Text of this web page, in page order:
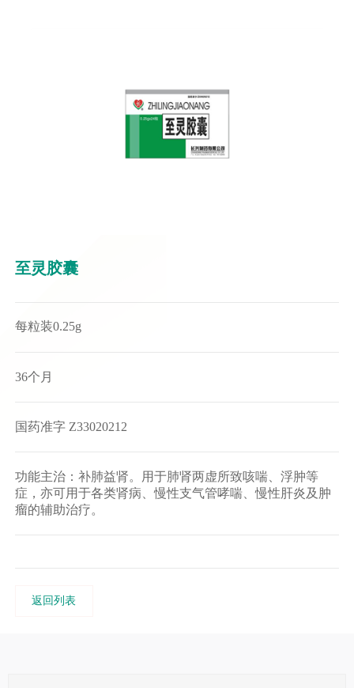
至灵胶囊
每粒装0.25g
36个月
国药准字 Z33020212
功能主治：补肺益肾。用于肺肾两虚所致咳喘、浮肿等
症，亦可用于各类肾病、慢性支气管哮喘、慢性肝炎及肿
瘤的辅助治疗。
返回列表